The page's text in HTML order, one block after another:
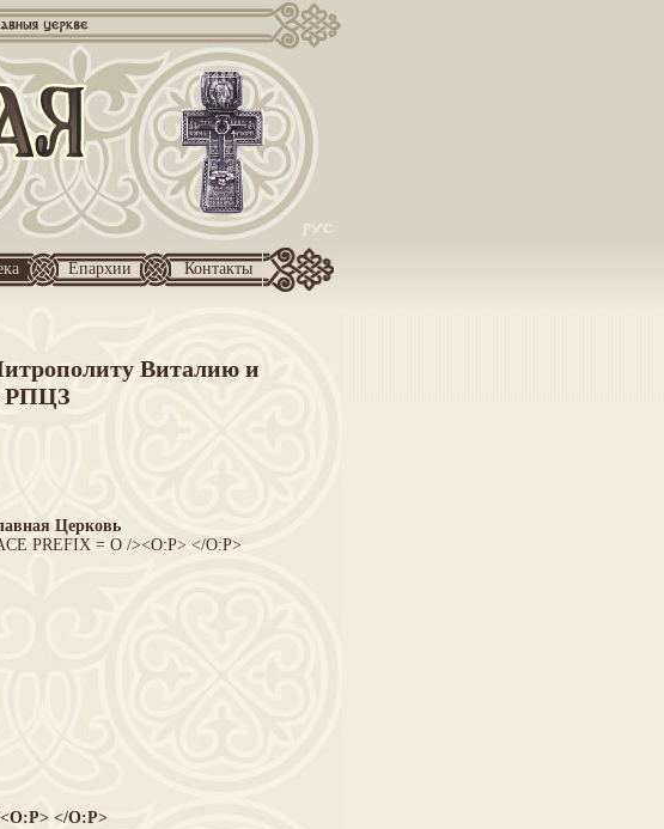
Епархии Контакты
Виталию и
РПЦЗ
Церковь
PREFIX = O /><O:P> </O:P>
<O:P> </O:P>